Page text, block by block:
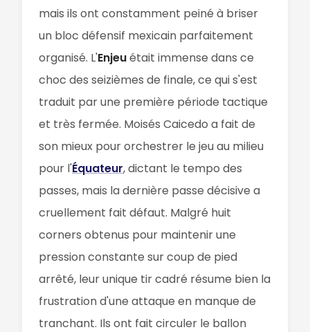
mais ils ont constamment peiné à briser
un bloc défensif mexicain parfaitement
organisé. L'Enjeuétait immense dans ce
choc des seizièmes de finale, ce qui s'est
traduit par une première période tactique
et très fermée. Moisés Caicedo a fait de
son mieux pour orchestrer le jeu au milieu
pour l'Équateur, dictant le tempo des
passes, mais la dernière passe décisive a
cruellement fait défaut. Malgré huit
corners obtenus pour maintenir une
pression constante sur coup de pied
arrêté, leur unique tir cadré résume bien la
frustration d'une attaque en manque de
tranchant. Ils ont fait circuler le ballon